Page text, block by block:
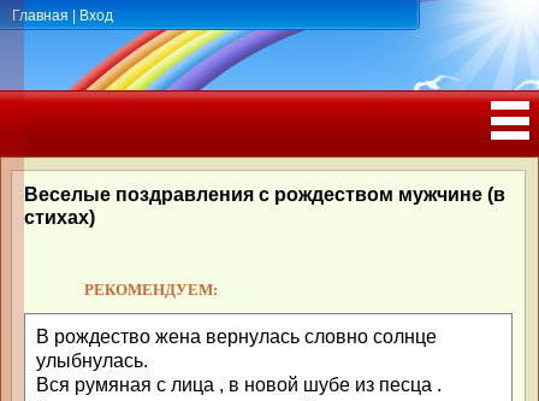
Главная Вход
РОЖДЕНИЯ, ЮБИЛЕЕМ
Веселые поздравления с рождеством мужчине (в
стихах)
РЕКОМЕНДУЕМ:
В рождество жена вернулась словно солнце
улыбнулась.
Вся румяная с лица , в новой шубе из песца .